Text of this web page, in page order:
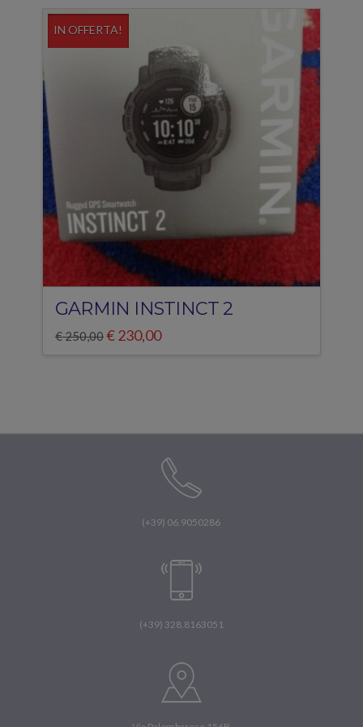
IN OFFERTA!
GARMIN INSTINCT 2
€250,00 Il
prezzo
€230,00Il
prezzo
(+39) 06.9050286
(+39) 328.8163051